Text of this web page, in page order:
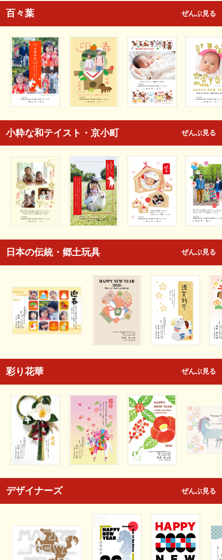
百々葉 ぜんぶ見る
小粋な和テイスト・京小町 ぜんぶ見る
日本の伝統・郷土玩具 ぜんぶ見る
彩り花華 ぜんぶ見る
デザイナーズ ぜんぶ見る